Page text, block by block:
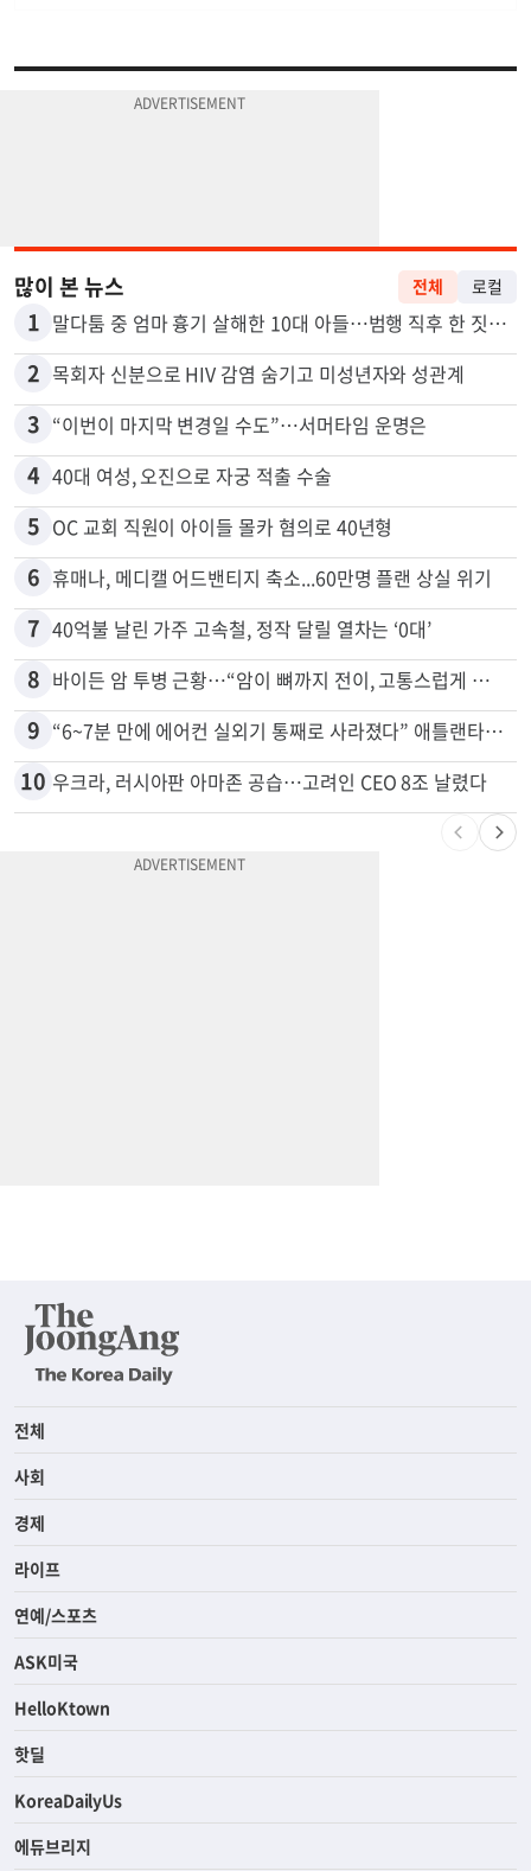
많이 본 뉴스 전체 로컬
1 말다툼 중 엄마 흉기 살해한 10대 아들…범행 직후 한 짓 충격
2 목회자 신분으로 HIV 감염 숨기고 미성년자와 성관계
3 “이번이 마지막 변경일 수도”…서머타임 운명은
4 40대 여성, 오진으로 자궁 적출 수술
5 OC 교회 직원이 아이들 몰카 혐의로 40년형
6 휴매나, 메디캘 어드밴티지 축소...60만명 플랜 상실 위기
7 40억불 날린 가주 고속철, 정작 달릴 열차는 ‘0대’
8 바이든 암 투병 근황…“암이 뼈까지 전이, 고통스럽게 투병 중”
9 “6~7분 만에 에어컨 실외기 통째로 사라졌다” 애틀랜타서 실외기 도난 급증
10 우크라, 러시아판 아마존 공습…고려인 CEO 8조 날렸다
전체
사회
경제
라이프
연예/스포츠
ASK미국
HelloKtown
핫딜
KoreaDailyUs
에듀브리지